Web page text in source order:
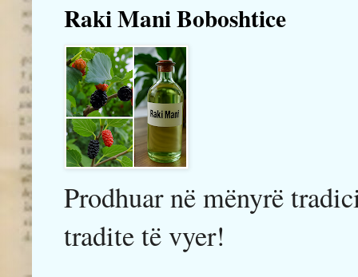
Raki Mani Boboshtice
Prodhuar në mënyrë
tradite të vyer!